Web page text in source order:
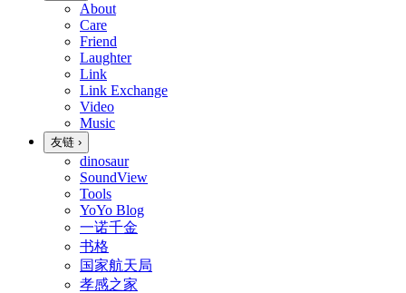
About
Care
Friend
Laughter
Link
Link Exchange
Video
Music
友链 ›
dinosaur
SoundView
Tools
YoYo Blog
一诺千金
书格
国家航天局
孝感之家